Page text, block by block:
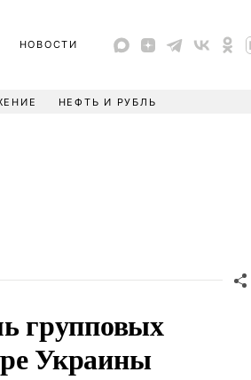
НОВОСТИ
НЕФТЬ И РУБЛЬ
групповых
Украины